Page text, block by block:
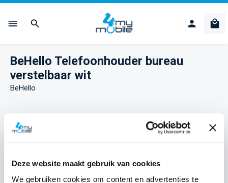
Deze website maakt gebruik van cookies
We gebruiken cookies om content en advertenties te
BeHello Telefoonhouder bureau
verstelbaar wit
BeHello